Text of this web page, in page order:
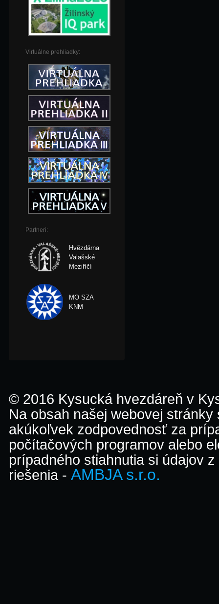
Virtuálne prehliadky:
Partneri:
Hvězdárna
Valašské
Meziříčí
MO SZA
KNM
© 2016 Kysucká hvezdáreň v
Na obsah našej webovej
akúkoľvek zodpovednosť za
počítačových programov alebo
prípadného stiahnutia si údajov
riešenia - AMBJA s.r.o.